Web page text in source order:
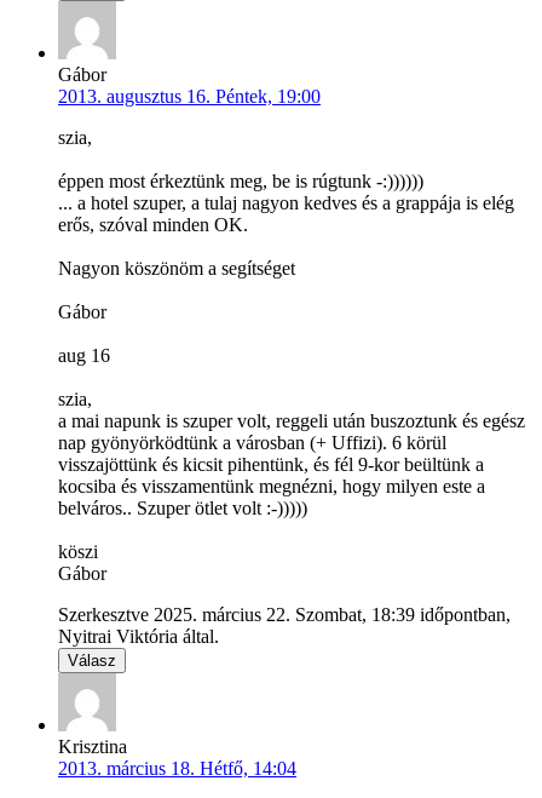
Gábor
2013. augusztus 16. Péntek, 19:00
szia,
éppen most érkeztünk meg, be is rúgtunk -:))))))
... a hotel szuper, a tulaj nagyon kedves és a grappája is elég
erős, szóval minden OK.
Nagyon köszönöm a segítséget
Gábor
aug 16
szia,
a mai napunk is szuper volt, reggeli után buszoztunk és egész
nap gyönyörködtünk a városban (+ Uffizi). 6 körül
visszajöttünk és kicsit pihentünk, és fél 9-kor beültünk a
kocsiba és visszamentünk megnézni, hogy milyen este a
belváros.. Szuper ötlet volt :-)))))
köszi
Gábor
Szerkesztve 2025. március 22. Szombat, 18:39 időpontban,
Nyitrai Viktória által.
Válasz
Krisztina
2013. március 18. Hétfő, 14:04